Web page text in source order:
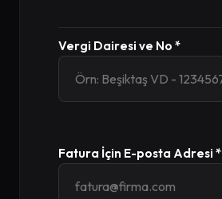
Vergi Dairesi ve No *
Fatura İçin E-posta Adresi *